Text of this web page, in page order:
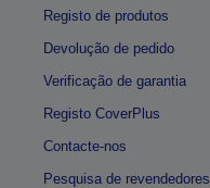
Registo de produtos
Devolução de pedido
Verificação de garantia
Registo CoverPlus
Contacte-nos
Pesquisa de revendedores